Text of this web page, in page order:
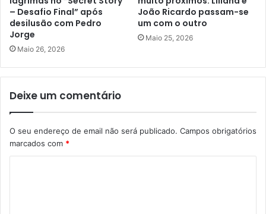
– Desafio Final” após
desilusão com Pedro
Jorge
Maio 26, 2026
João Ricardo passam-se
um com o outro
Maio 25, 2026
Deixe um comentário
O seu endereço de email não será publicado. Campos obrigatórios
marcados com *